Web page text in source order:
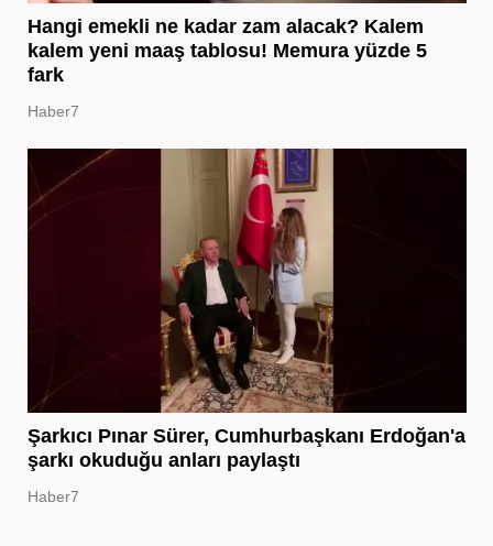
Hangi emekli ne kadar zam alacak? Kalem
kalem yeni maaş tablosu! Memura yüzde 5
fark
Haber7
Şarkıcı Pınar Sürer, Cumhurbaşkanı Erdoğan'a
şarkı okuduğu anları paylaştı
Haber7